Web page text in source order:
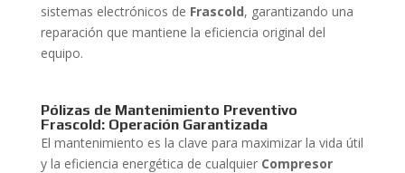
sistemas electrónicos de Frascold, garantizando una
reparación que mantiene la eficiencia original del
equipo.
Pólizas de Mantenimiento Preventivo
Frascold: Operación Garantizada
El mantenimiento es la clave para maximizar la vida útil
y la eficiencia energética de cualquier Compresor